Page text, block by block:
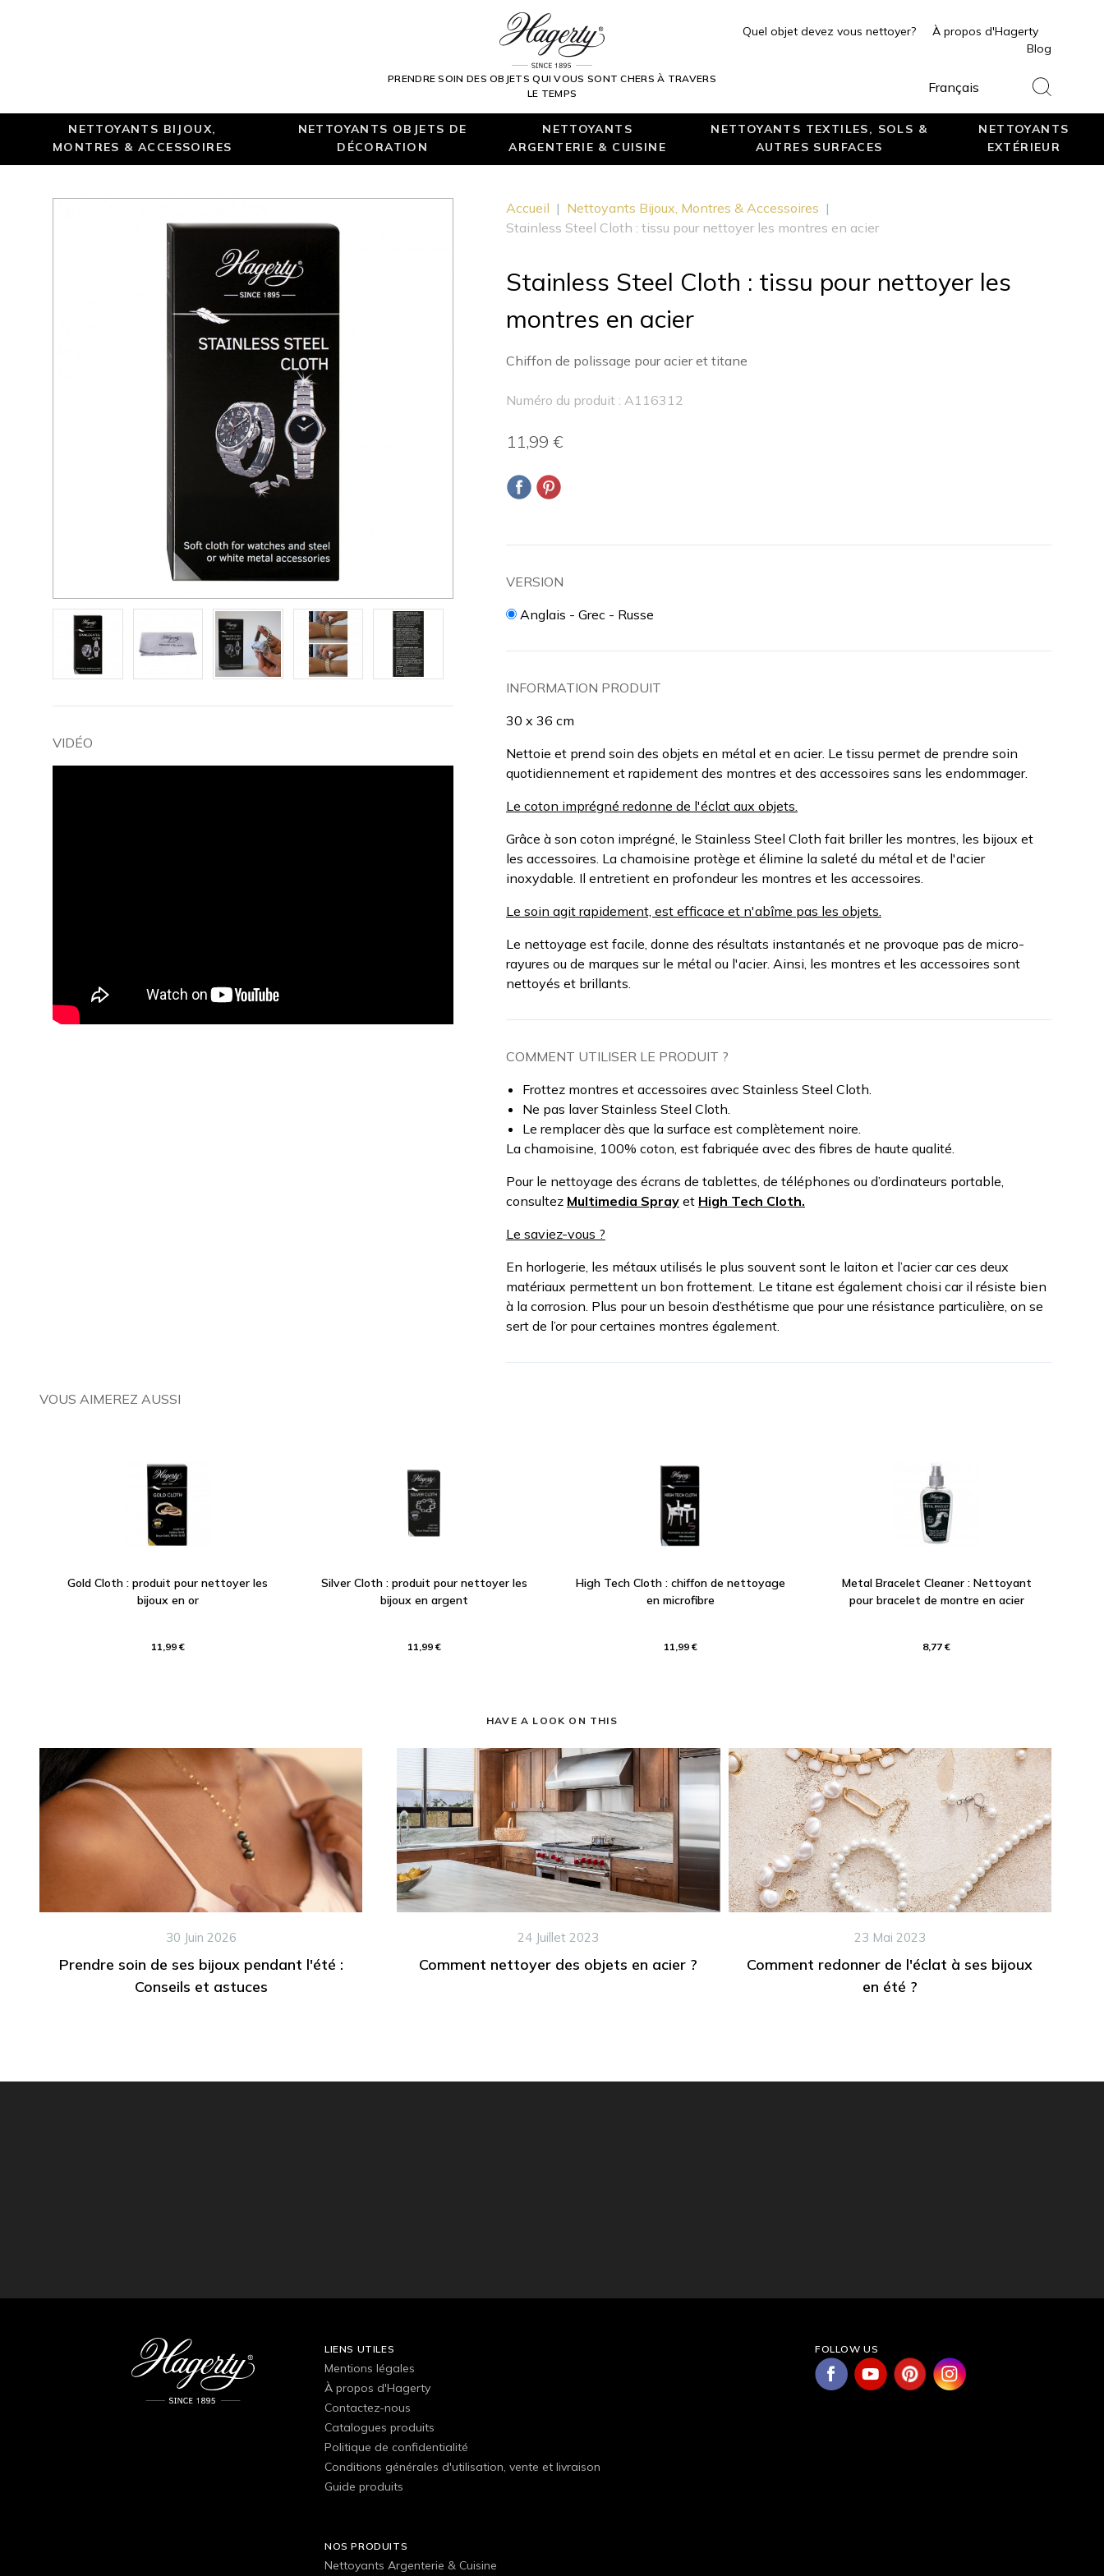
PRENDRE SOIN DES OBJETS QUI VOUS SONT CHERS À TRAVERS
LE TEMPS
Quel objet devez vous nettoyer?
À propos d'Hagerty
Blog
Français
NETTOYANTS BIJOUX,
MONTRES & ACCESSOIRES
NETTOYANTS OBJETS DE
DÉCORATION
NETTOYANTS
ARGENTERIE & CUISINE
NETTOYANTS TEXTILES, SOLS &
AUTRES SURFACES
NETTOYANTS
EXTÉRIEUR
VIDÉO
Accueil | Nettoyants Bijoux, Montres & Accessoires |
Stainless Steel Cloth : tissu pour nettoyer les montres en acier
Stainless Steel Cloth : tissu pour nettoyer les
montres en acier
Chiffon de polissage pour acier et titane
Numéro du produit : A116312
11,99 €
VERSION
Anglais - Grec - Russe
INFORMATION PRODUIT
30 x 36 cm
Nettoie et prend soin des objets en métal et en acier. Le tissu permet de prendre soin
quotidiennement et rapidement des montres et des accessoires sans les endommager.
Le coton imprégné redonne de l'éclat aux objets.
Grâce à son coton imprégné, le Stainless Steel Cloth fait briller les montres, les bijoux et
les accessoires. La chamoisine protège et élimine la saleté du métal et de l'acier
inoxydable. Il entretient en profondeur les montres et les accessoires.
Le soin agit rapidement, est efficace et n'abîme pas les objets.
Le nettoyage est facile, donne des résultats instantanés et ne provoque pas de micro-
rayures ou de marques sur le métal ou l'acier. Ainsi, les montres et les accessoires sont
nettoyés et brillants.
COMMENT UTILISER LE PRODUIT ?
Frottez montres et accessoires avec Stainless Steel Cloth.
Ne pas laver Stainless Steel Cloth.
Le remplacer dès que la surface est complètement noire.
La chamoisine, 100% coton, est fabriquée avec des fibres de haute qualité.
Pour le nettoyage des écrans de tablettes, de téléphones ou d’ordinateurs portable,
consultez Multimedia Spray et High Tech Cloth.
Le saviez-vous ?
En horlogerie, les métaux utilisés le plus souvent sont le laiton et l’acier car ces deux
matériaux permettent un bon frottement. Le titane est également choisi car il résiste bien
à la corrosion. Plus pour un besoin d’esthétisme que pour une résistance particulière, on se
sert de l’or pour certaines montres également.
VOUS AIMEREZ AUSSI
Gold Cloth : produit pour nettoyer les
bijoux en or
11,99 €
Silver Cloth : produit pour nettoyer les
bijoux en argent
11,99 €
High Tech Cloth : chiffon de nettoyage
en microfibre
11,99 €
Metal Bracelet Cleaner : Nettoyant
pour bracelet de montre en acier
8,77 €
HAVE A LOOK ON THIS
30 Juin 2026
Prendre soin de ses bijoux pendant l'été :
Conseils et astuces
24 Juillet 2023
Comment nettoyer des objets en acier ?
23 Mai 2023
Comment redonner de l'éclat à ses bijoux
en été ?
LIENS UTILES
Mentions légales
À propos d'Hagerty
Contactez-nous
Catalogues produits
Politique de confidentialité
Conditions générales d'utilisation, vente et livraison
Guide produits
NOS PRODUITS
Nettoyants Argenterie & Cuisine
FOLLOW US